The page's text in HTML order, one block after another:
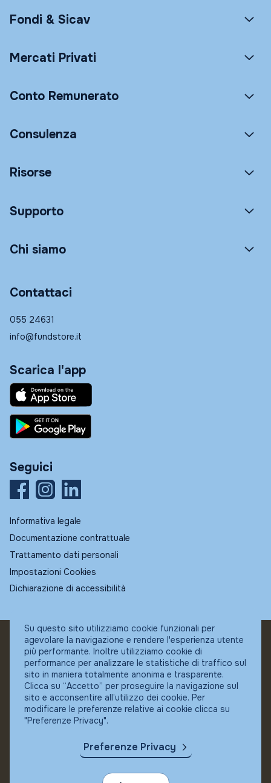
Fondi & Sicav
Mercati Privati
Conto Remunerato
Consulenza
Risorse
Supporto
Chi siamo
Contattaci
055 24631
info@fundstore.it
Scarica l'app
Seguici
Informativa legale
Documentazione contrattuale
Trattamento dati personali
Impostazioni Cookies
Dichiarazione di accessibilità
© Fundstore
Collocatore autorizzato:
Banca Ifigest SpA
P.Iva: 04337180485
Su questo sito utilizziamo cookie funzionali per
agevolare la navigazione e rendere l'esperienza utente
più performante. Inoltre utilizziamo cookie di
performance per analizzare le statistiche di traffico sul
sito in maniera totalmente anonima e trasparente.
Clicca su “Accetto” per proseguire la navigazione sul
sito e acconsentire all’utilizzo dei cookie. Per
modificare le preferenze relative ai cookie clicca su
"Preferenze Privacy".
Preferenze Privacy